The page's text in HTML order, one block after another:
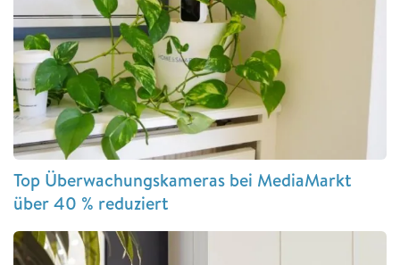
Top Überwachungskameras bei MediaMarkt
über 40 % reduziert